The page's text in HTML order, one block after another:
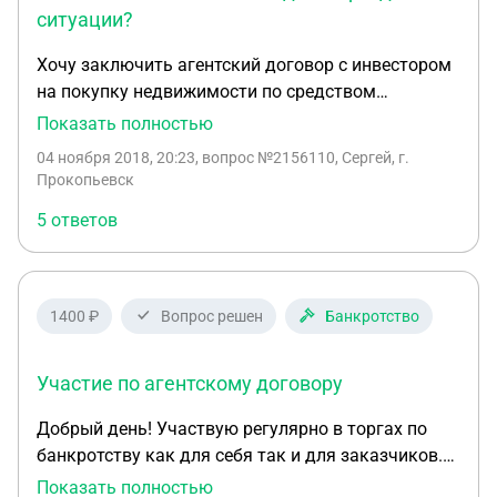
дополнительные документы. Заранее спасибо!
ситуации?
Хочу заключить агентский договор с инвестором
на покупку недвижимости по средством
публичного предложения с электронных торгов.
и нужно ли их заверить инвестору у нотариуса?
можно все сделать дистанционно?
Показать полностью
04 ноября 2018, 20:23, вопрос №2156110, Сергей, г.
Прокопьевск
5 ответов
1400 ₽ Вопрос решен Банкротство
Участие по агентскому договору
Добрый день! Участвую регулярно в торгах по
банкротству как для себя так и для заказчиков.
Недавно столкнулась с проблемой, отказали в
Показать полностью